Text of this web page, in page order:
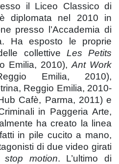
il Liceo Classico di
diplomata nel 2010 in
presso l’Accademia di
Ha esposto le proprie
collettive Les Petits
Emilia, 2010), Ant Work
Emilia, 2010),
Reggio Emilia, 2010-
Cafè, Parma, 2011) e
in Paggeria Arte,
ha creato la linea
in pile cucito a mano,
di due video girati
stop motion. L’ultimo di